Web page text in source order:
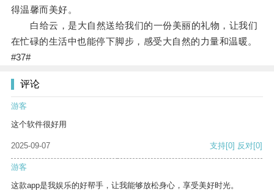
得温馨而美好。
白给云，是大自然送给我们的一份美丽的礼物，让我们
在忙碌的生活中也能停下脚步，感受大自然的力量和温暖。
#37#
评论
游客
这个软件很好用
2025-09-07 支持[0] 反对[0]
游客
这款app是我娱乐的好帮手，让我能够放松身心，享受美好时光。